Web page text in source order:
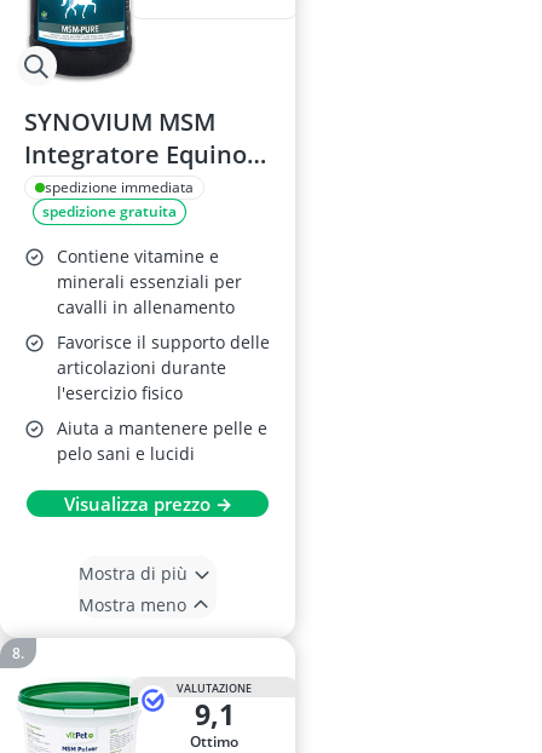
SYNOVIUM MSM
Integratore Equino 1
kgspedizione immediata
spedizione gratuita
Contiene vitamine e
minerali essenziali per
cavalli in allenamento
Favorisce il supporto delle
articolazioni durante
l'esercizio fisico
Aiuta a mantenere pelle e
pelo sani e lucidi
Visualizza prezzo →
Mostra di più
Mostra meno
VALUTAZIONE
9,1
Ottimo